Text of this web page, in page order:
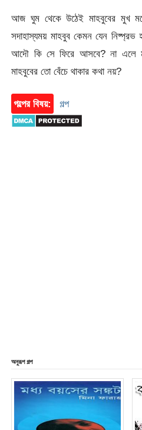
আজ ঘুম থেকে উঠেই মাহবুবের মুখ
সদাহাস্যময় মাহবুব কেমন যেন
আদৌ কি সে ফিরে আসবে? না এলে
মাহবুবের তো বেঁচে থাকার কথা নয়?
গল্পের বিষয়: গল্প
অনুরূপ গল্প